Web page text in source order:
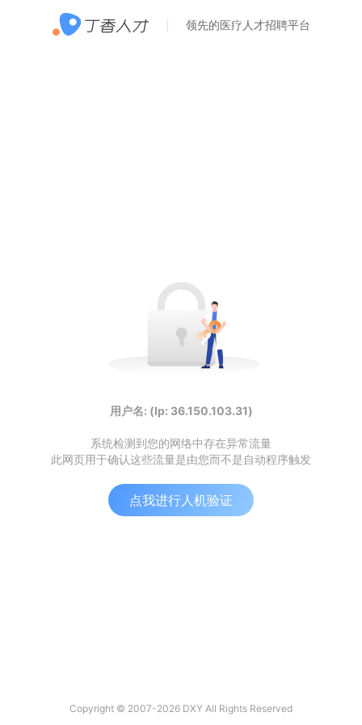
领先的医疗人才招聘平台
用户名: (Ip: 36.150.103.31)
系统检测到您的网络中存在异常流量
此网页用于确认这些流量是由您而不是自动程序触发
点我进行人机验证
Copyright © 2007-2026 DXY All Rights Reserved